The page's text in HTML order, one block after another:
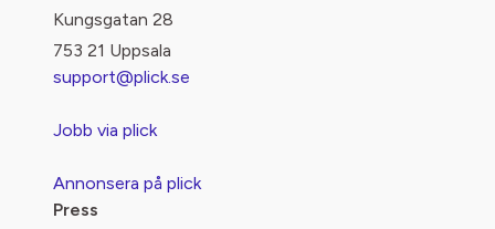
Kungsgatan 28
753 21 Uppsala
support@plick.se
Jobb via plick
Annonsera på plick
Press